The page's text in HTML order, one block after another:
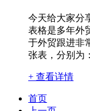
今天给大家分
表格是多年外
于外贸跟进非
张表，分别为
+ 查看详情
首页